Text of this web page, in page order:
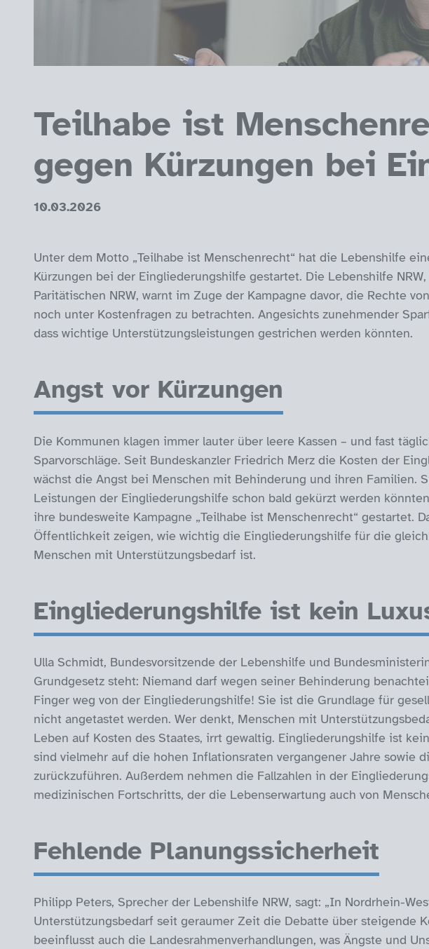
Teilhabe ist
gegen Kürzungen bei
10.03.2026
Unter dem Motto „Teilhabe ist Menschenrecht“ hat die Lebenshilfe
Kürzungen bei der Eingliederungshilfe gestartet. Die Lebenshilfe
Paritätischen NRW, warnt im Zuge der Kampagne davor, die Rechte
noch unter Kostenfragen zu betrachten. Angesichts zunehmender
dass wichtige Unterstützungsleistungen gestrichen werden könnten.
Angst vor Kürzungen
Die Kommunen klagen immer lauter über leere Kassen – und fast
Sparvorschläge. Seit Bundeskanzler Friedrich Merz die Kosten der
wächst die Angst bei Menschen mit Behinderung und ihren Familien.
Leistungen der Eingliederungshilfe schon bald gekürzt werden
ihre bundesweite Kampagne „Teilhabe ist Menschenrecht“ gestartet.
Öffentlichkeit zeigen, wie wichtig die Eingliederungshilfe für die
Menschen mit Unterstützungsbedarf ist.
Eingliederungshilfe ist kein
Ulla Schmidt, Bundesvorsitzende der Lebenshilfe und
Grundgesetz steht: Niemand darf wegen seiner Behinderung
Finger weg von der Eingliederungshilfe! Sie ist die Grundlage für
nicht angetastet werden. Wer denkt, Menschen mit
Leben auf Kosten des Staates, irrt gewaltig. Eingliederungshilfe ist
sind vielmehr auf die hohen Inflationsraten vergangener Jahre sowie
zurückzuführen. Außerdem nehmen die Fallzahlen in der
medizinischen Fortschritts, der die Lebenserwartung auch von
Fehlende Planungssicherheit
Philipp Peters, Sprecher der Lebenshilfe NRW, sagt: „In Nordrhein-
Unterstützungsbedarf seit geraumer Zeit die Debatte über steigende
beeinflusst auch die Landesrahmenverhandlungen, was Ängste und